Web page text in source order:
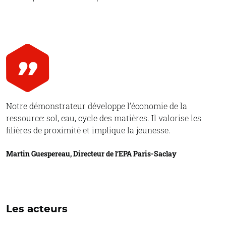
Notre démonstrateur développe l’économie de la
ressource: sol, eau, cycle des matières. Il valorise les
filières de proximité et implique la jeunesse.
Martin Guespereau, Directeur de l’EPA Paris-Saclay
Les acteurs